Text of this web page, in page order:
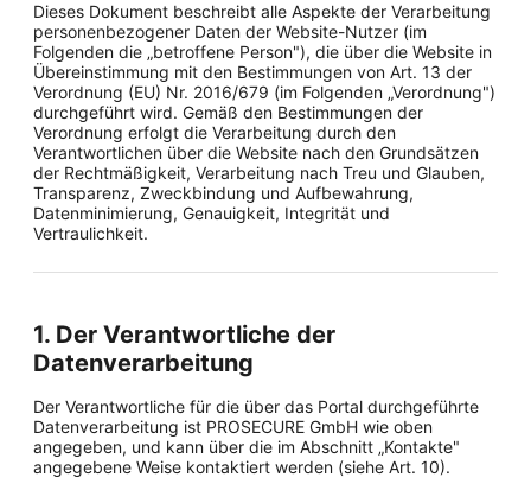
Dieses Dokument beschreibt alle Aspekte der Verarbeitung
personenbezogener Daten der Website-Nutzer (im
Folgenden die „betroffene Person"), die über die Website in
Übereinstimmung mit den Bestimmungen von Art. 13 der
Verordnung (EU) Nr. 2016/679 (im Folgenden „Verordnung")
durchgeführt wird. Gemäß den Bestimmungen der
Verordnung erfolgt die Verarbeitung durch den
Verantwortlichen über die Website nach den Grundsätzen
der Rechtmäßigkeit, Verarbeitung nach Treu und Glauben,
Transparenz, Zweckbindung und Aufbewahrung,
Datenminimierung, Genauigkeit, Integrität und
Vertraulichkeit.
1. Der Verantwortliche der
Datenverarbeitung
Der Verantwortliche für die über das Portal durchgeführte
Datenverarbeitung ist PROSECURE GmbH wie oben
angegeben, und kann über die im Abschnitt „Kontakte"
angegebene Weise kontaktiert werden (siehe Art. 10).